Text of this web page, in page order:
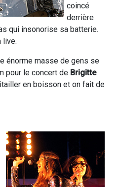
coincé
derrière
qui insonorise sa batterie.
live.
énorme masse de gens se
pour le concert de Brigitte.
en boisson et on fait de